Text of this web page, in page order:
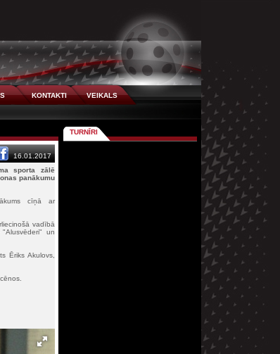
KONTAKTI
VEIKALS
16.01.2017
sporta zālē
panākumu
cīņā ar
vadībā
un
Ēriks Akulovs,
TURNĪRI